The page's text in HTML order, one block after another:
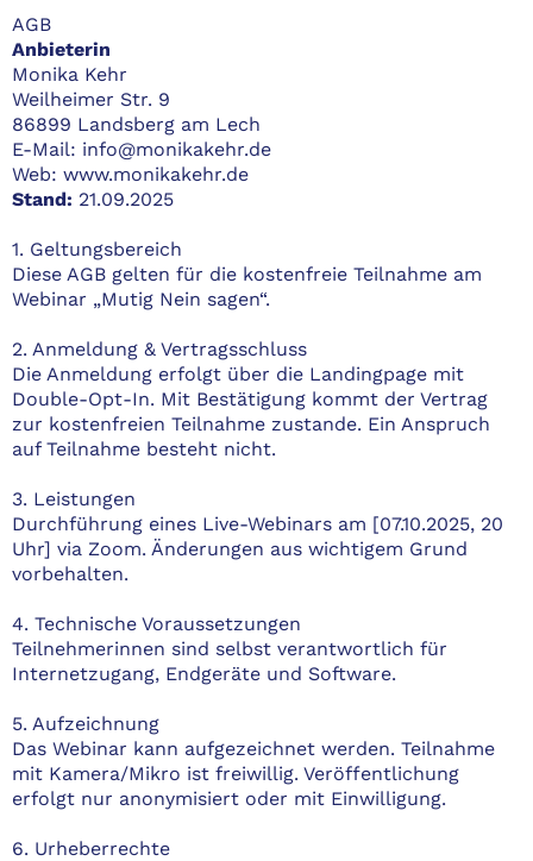
AGB
Anbieterin
Monika Kehr
Weilheimer Str. 9
86899 Landsberg am Lech
E-Mail: info@monikakehr.de
Web: www.monikakehr.de
Stand: 21.09.2025
1. Geltungsbereich
Diese AGB gelten für die kostenfreie Teilnahme am
Webinar „Mutig Nein sagen“.
2. Anmeldung & Vertragsschluss
Die Anmeldung erfolgt über die Landingpage mit
Double-Opt-In. Mit Bestätigung kommt der Vertrag
zur kostenfreien Teilnahme zustande. Ein Anspruch
auf Teilnahme besteht nicht.
3. Leistungen
Durchführung eines Live-Webinars am [07.10.2025, 20
Uhr] via Zoom. Änderungen aus wichtigem Grund
vorbehalten.
4. Technische Voraussetzungen
Teilnehmerinnen sind selbst verantwortlich für
Internetzugang, Endgeräte und Software.
5. Aufzeichnung
Das Webinar kann aufgezeichnet werden. Teilnahme
mit Kamera/Mikro ist freiwillig. Veröffentlichung
erfolgt nur anonymisiert oder mit Einwilligung.
6. Urheberrechte